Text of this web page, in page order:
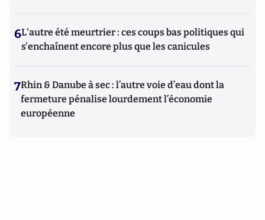
6L'autre été meurtrier : ces coups bas politiques qui
s'enchaînent encore plus que les canicules
7Rhin & Danube à sec : l’autre voie d’eau dont la
fermeture pénalise lourdement l’économie
européenne